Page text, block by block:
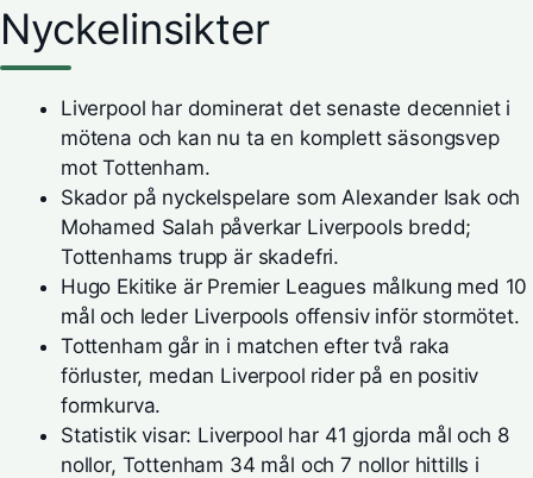
Nyckelinsikter
Liverpool har dominerat det senaste decenniet i
mötena och kan nu ta en komplett säsongsvep
mot Tottenham.
Skador på nyckelspelare som Alexander Isak och
Mohamed Salah påverkar Liverpools bredd;
Tottenhams trupp är skadefri.
Hugo Ekitike är Premier Leagues målkung med 10
mål och leder Liverpools offensiv inför stormötet.
Tottenham går in i matchen efter två raka
förluster, medan Liverpool rider på en positiv
formkurva.
Statistik visar: Liverpool har 41 gjorda mål och 8
nollor, Tottenham 34 mål och 7 nollor hittills i